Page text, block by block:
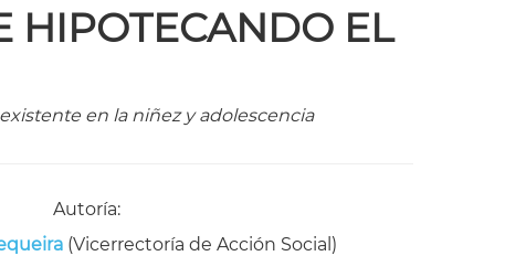
HIPOTECANDO EL
en la niñez y adolescencia
Autoría:
(Vicerrectoría de Acción Social)